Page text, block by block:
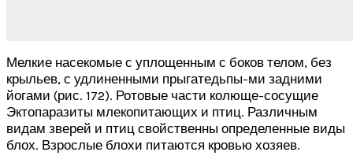
Мелкие насекомые с уплощенным с боков телом, без
крыльев, с удлиненными прыгатедьпы-ми задними
йогами (рис. 172). Ротовые части колюще-сосущие
Эктопаразиты млекопитающих и птиц. Различным
видам зверей и птиц свойственны определенные виды
блох. Взрослые блохи питаются кровью хозяев.